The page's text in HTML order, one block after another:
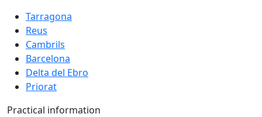
Tarragona
Reus
Cambrils
Barcelona
Delta del Ebro
Priorat
Practical information